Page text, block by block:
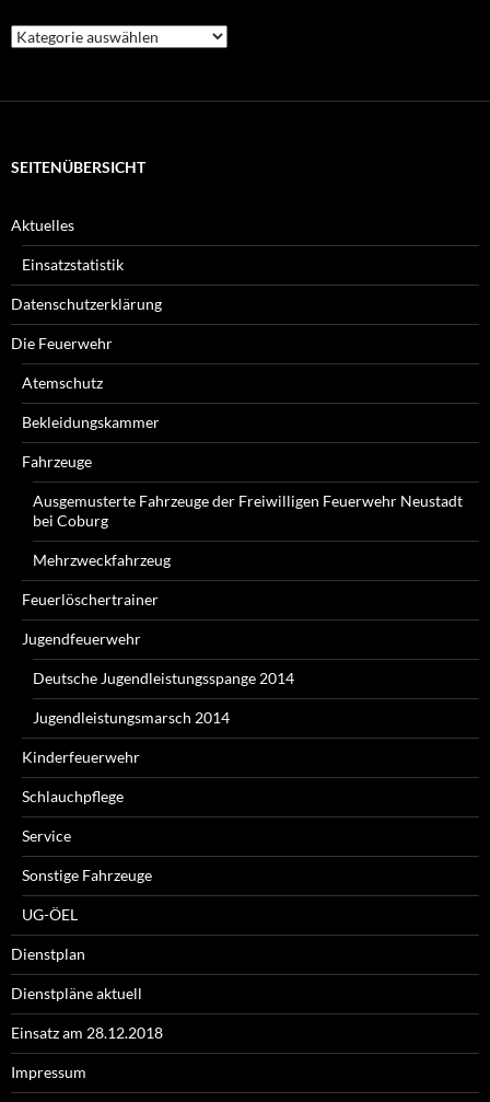
Welche
Beiträge
SEITENÜBERSICHT
Aktuelles
Einsatzstatistik
Datenschutzerklärung
Die Feuerwehr
Atemschutz
Bekleidungskammer
Fahrzeuge
Ausgemusterte Fahrzeuge der Freiwilligen Feuerwehr Neustadt
bei Coburg
Mehrzweckfahrzeug
Feuerlöschertrainer
Jugendfeuerwehr
Deutsche Jugendleistungsspange 2014
Jugendleistungsmarsch 2014
Kinderfeuerwehr
Schlauchpflege
Service
Sonstige Fahrzeuge
UG-ÖEL
Dienstplan
Dienstpläne aktuell
Einsatz am 28.12.2018
Impressum